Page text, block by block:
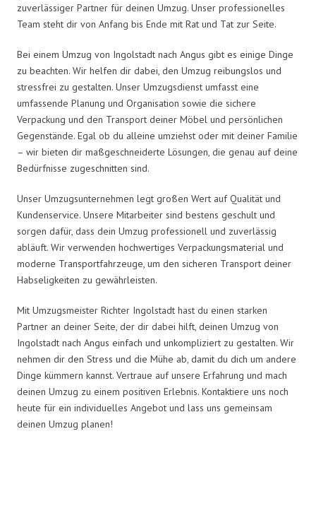
zuverlässiger Partner für deinen Umzug. Unser professionelles
Team steht dir von Anfang bis Ende mit Rat und Tat zur Seite.
Bei einem Umzug von Ingolstadt nach Angus gibt es einige Dinge
zu beachten. Wir helfen dir dabei, den Umzug reibungslos und
stressfrei zu gestalten. Unser Umzugsdienst umfasst eine
umfassende Planung und Organisation sowie die sichere
Verpackung und den Transport deiner Möbel und persönlichen
Gegenstände. Egal ob du alleine umziehst oder mit deiner Familie
– wir bieten dir maßgeschneiderte Lösungen, die genau auf deine
Bedürfnisse zugeschnitten sind.
Unser Umzugsunternehmen legt großen Wert auf Qualität und
Kundenservice. Unsere Mitarbeiter sind bestens geschult und
sorgen dafür, dass dein Umzug professionell und zuverlässig
abläuft. Wir verwenden hochwertiges Verpackungsmaterial und
moderne Transportfahrzeuge, um den sicheren Transport deiner
Habseligkeiten zu gewährleisten.
Mit Umzugsmeister Richter Ingolstadt hast du einen starken
Partner an deiner Seite, der dir dabei hilft, deinen Umzug von
Ingolstadt nach Angus einfach und unkompliziert zu gestalten. Wir
nehmen dir den Stress und die Mühe ab, damit du dich um andere
Dinge kümmern kannst. Vertraue auf unsere Erfahrung und mach
deinen Umzug zu einem positiven Erlebnis. Kontaktiere uns noch
heute für ein individuelles Angebot und lass uns gemeinsam
deinen Umzug planen!